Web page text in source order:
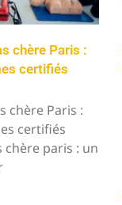
chère Paris :
certifiés
chère Paris :
certifiés
chère paris : un